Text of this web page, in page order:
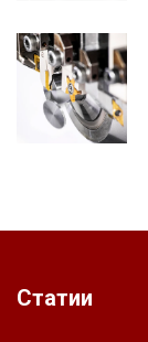
Статии